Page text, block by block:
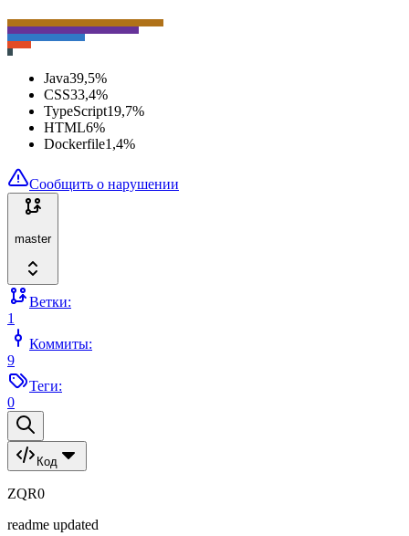
Java39,5%
CSS33,4%
TypeScript19,7%
HTML6%
Dockerfile1,4%
Сообщить о нарушении
master
Ветки:
1
Коммиты:
9
Теги:
0
Код
ZQR0
readme updated